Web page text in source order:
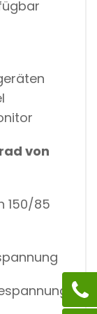
von
150/85